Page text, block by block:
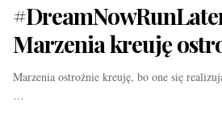
Marzenia kreuję
Marzenia ostrożnie kreuję, bo one się
…